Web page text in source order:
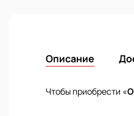
Описание
Чтобы приобрести «